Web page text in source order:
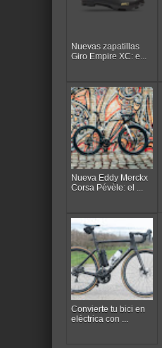
Nuevas zapatillas
Giro Empire XC: e...
Nueva Eddy Merckx
Corsa Pévèle: el ...
Convierte tu bici en
eléctrica con ...